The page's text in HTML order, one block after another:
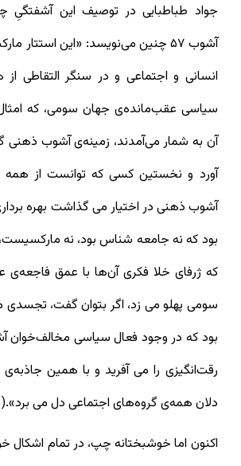
جواد طباطبایی در توصیف این
آشوب ۵۷ چنین می‌نویسد: «این استتار
انسانی و اجتماعی و در سنگر التقاطی از
سیاسی عقب‌مانده‌ی جهان سومی، که
آن به شمار می‌آمدند، زمینه‌ی آشوب ذهنی
آورد و نخستین کسی که توانست از همه
آشوب ذهنی در اختیار می گذاشت بهره
بود که نه جامعه شناس بود، نه مارکسیست،
که ژرفای خلا فکری آن‌ها با عمق
سومی پهلو می زد، اگر بتوان گفت،
بود که در وجود فعال سیاسی مخالف‌خوان
رقت‌انگیزی را می آفرید و با همین جاذبه‌ی
دلان همه‌ی گروه‌های اجتماعی دل می برد».(1)
اکنون اما خوشبختانه چپ، در تمام اشکال